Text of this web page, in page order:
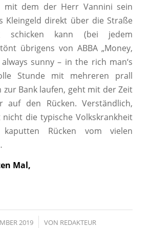
mit dem der Herr Vannini sein
Kleingeld direkt über die Straße
schicken kann (bei jedem
übrigens von ABBA „Money,
sunny – in the rich man‘s
Stunde mit mehreren prall
zur Bank laufen, geht mit der Zeit
auf den Rücken. Verständlich,
die typische Volkskrankheit
Rücken vom vielen
Mal,
2019
/ VON REDAKTEUR